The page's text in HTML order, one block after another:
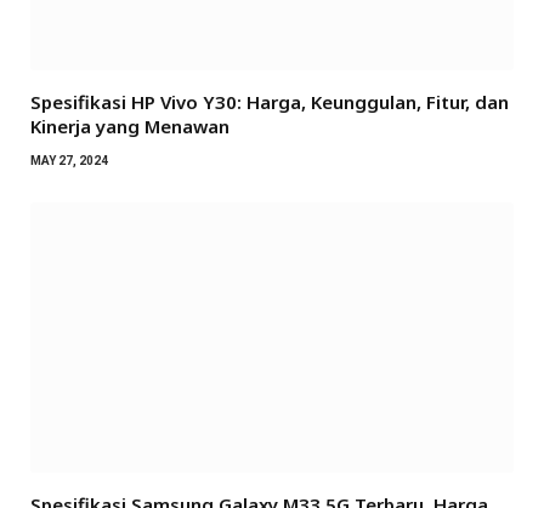
Spesifikasi HP Vivo Y30: Harga, Keunggulan, Fitur, dan
Kinerja yang Menawan
MAY 27, 2024